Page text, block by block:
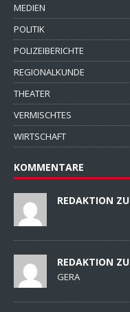
MEDIEN
POLITIK
POLIZEIBERICHTE
REGIONALKUNDE
THEATER
VERMISCHTES
WIRTSCHAFT
KOMMENTARE
REDAKTION ZU
REDAKTION ZU
GERA